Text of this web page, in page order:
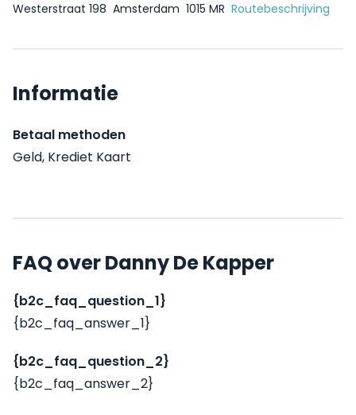
Westerstraat 198 Amsterdam 1015 MR Routebeschrijving
Informatie
Betaal methoden
Geld, Krediet Kaart
FAQ over Danny De Kapper
{b2c_faq_question_1}
{b2c_faq_answer_1}
{b2c_faq_question_2}
{b2c_faq_answer_2}